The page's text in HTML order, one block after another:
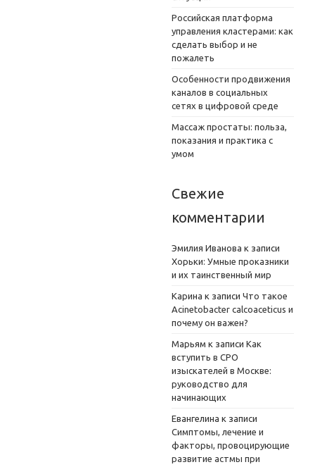
Российская платформа
управления кластерами: как
сделать выбор и не
пожалеть
Особенности продвижения
каналов в социальных
сетях в цифровой среде
Массаж простаты: польза,
показания и практика с
умом
Свежие
комментарии
Эмилия Иванова к записи
Хорьки: Умные проказники
и их таинственный мир
Карина к записи Что такое
Acinetobacter calcoaceticus и
почему он важен?
Марьям к записи Как
вступить в СРО
изыскателей в Москве:
руководство для
начинающих
Евангелина к записи
Симптомы, лечение и
факторы, провоцирующие
развитие астмы при